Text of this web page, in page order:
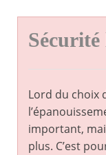
Lord du choix
important,
plus. C’est